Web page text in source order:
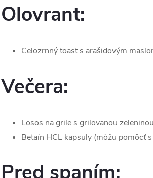
Olovrant:
Celozrnný toast s arašidovým
Večera:
Losos na grile s grilovanou
Betaín HCL kapsuly (môžu pomôcť